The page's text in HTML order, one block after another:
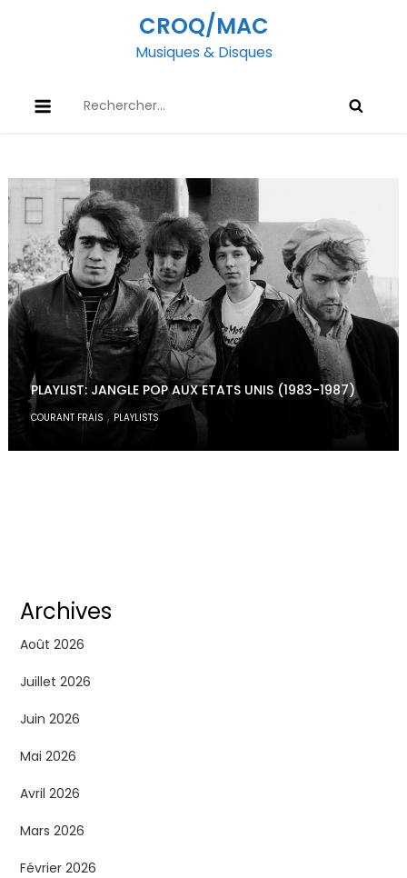
CROQ/MAC
Musiques & Disques
PLAYLIST: JANGLE POP AUX ETATS UNIS (1983-1987)
COURANT FRAIS ,PLAYLISTS
Archives
Août 2026
Juillet 2026
Juin 2026
Mai 2026
Avril 2026
Mars 2026
Février 2026